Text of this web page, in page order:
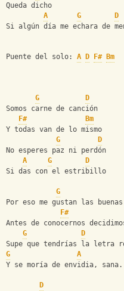
Queda dicho
A
G
D
Si algún día me echara de
Puente del solo: A D F# Bm
G
D
Somos carne de canción
F#
Bm
Y todas van de lo mismo
G
D
No esperes paz ni perdón
A
G
D
Si das con el estribillo
G
Por eso me gustan las
F#
Antes de conocernos
G
D
Supe que tendrías la letra
G
A
Y se moría de envidia, sana.
D